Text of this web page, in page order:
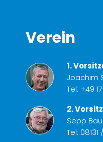
Verein
1.
Joachim
Tel: +49
2.
Sepp
Tel: 08131